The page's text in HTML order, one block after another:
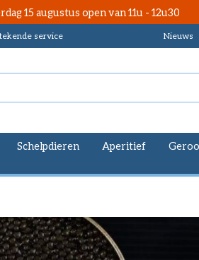
15 augustus open van 11u - 12u30
service Nieuws
Schelpdieren Aperitief